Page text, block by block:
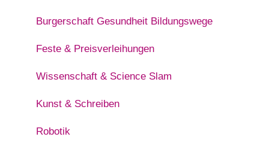
Burgerschaft Gesundheit Bildungswege
Feste & Preisverleihungen
Wissenschaft & Science Slam
Kunst & Schreiben
Robotik